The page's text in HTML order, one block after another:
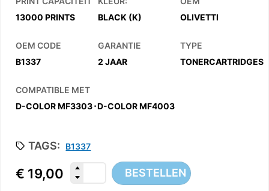
13000 PRINTS
BLACK (K)
OLIVETTI
OEM CODE
B1337
GARANTIE
2 JAAR
TYPE
TONERCARTRIDGES
COMPATIBLE MET
D-COLOR MF3303⋅D-COLOR MF4003
TAGS: B1337
€ 19,00 BESTELLEN